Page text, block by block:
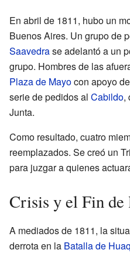
En abril de 1811, hubo un
Buenos Aires. Un grupo de
Saavedrase adelantó a un
grupo. Hombres de las
Plaza de Mayocon apoyo
serie de pedidos al Cabildo,
Junta.
Como resultado, cuatro
reemplazados. Se creó un
para juzgar a quienes
Crisis y el Fin de
A mediados de 1811, la
derrota en la Batalla de